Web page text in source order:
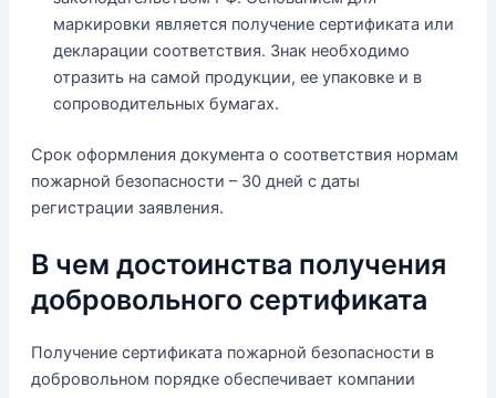
маркировки является получение сертификата или
декларации соответствия. Знак необходимо
отразить на самой продукции, ее упаковке и в
сопроводительных бумагах.
Срок оформления документа о соответствия нормам
пожарной безопасности – 30 дней с даты
регистрации заявления.
В чем достоинства получения
добровольного сертификата
Получение сертификата пожарной безопасности в
добровольном порядке обеспечивает компании